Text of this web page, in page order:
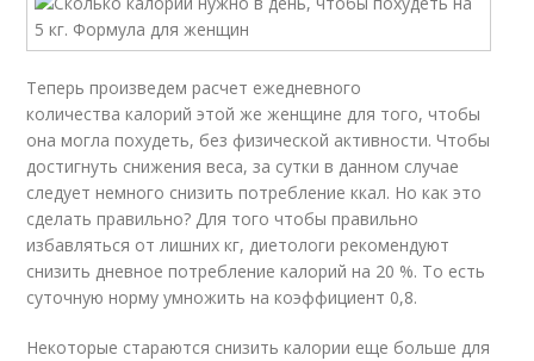
Теперь произведем расчет ежедневного
количества калорий этой же женщине для того, чтобы
она могла похудеть, без физической активности. Чтобы
достигнуть снижения веса, за сутки в данном случае
следует немного снизить потребление ккал. Но как это
сделать правильно? Для того чтобы правильно
избавляться от лишних кг, диетологи рекомендуют
снизить дневное потребление калорий на 20 %. То есть
суточную норму умножить на коэффициент 0,8.
Некоторые стараются снизить калории еще больше для